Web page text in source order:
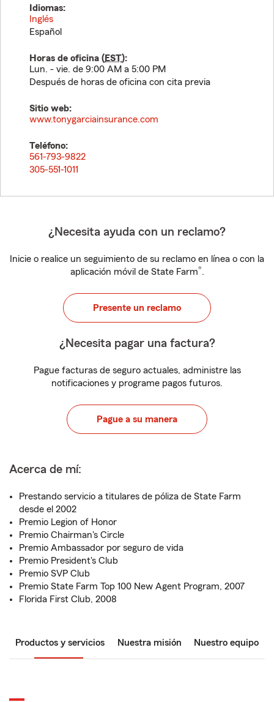
Idiomas:
Inglés
Español
Horas de oficina (EST):
Lun. - vie. de 9:00 AM a 5:00 PM
Después de horas de oficina con cita previa
Sitio web:
www.tonygarciainsurance.com
Teléfono:
561-793-9822
305-551-1011
¿Necesita ayuda con un reclamo?
Inicie o realice un seguimiento de su reclamo en línea o con la
aplicación móvil de State Farm®.
Presente un reclamo
¿Necesita pagar una factura?
Pague facturas de seguro actuales, administre las
notificaciones y programe pagos futuros.
Pague a su manera
Acerca de mí:
Prestando servicio a titulares de póliza de State Farm
desde el 2002
Premio Legion of Honor
Premio Chairman's Circle
Premio Ambassador por seguro de vida
Premio President's Club
Premio SVP Club
Premio State Farm Top 100 New Agent Program, 2007
Florida First Club, 2008
Productos y servicios Nuestra misión Nuestro equipo